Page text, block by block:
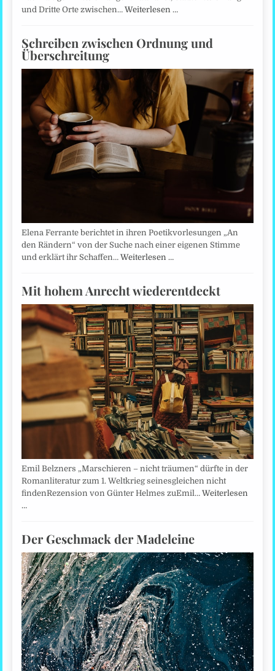
und Dritte Orte zwischen…Weiterlesen …
Schreiben zwischen Ordnung und
Überschreitung
Elena Ferrante berichtet in ihren Poetikvorlesungen „An
den Rändern“ von der Suche nach einer eigenen Stimme
und erklärt ihr Schaffen…Weiterlesen …
Mit hohem Anrecht wiederentdeckt
Emil Belzners „Marschieren – nicht träumen“ dürfte in der
Romanliteratur zum 1. Weltkrieg seinesgleichen nicht
findenRezension von Günter Helmes zuEmil…Weiterlesen
…
Der Geschmack der Madeleine